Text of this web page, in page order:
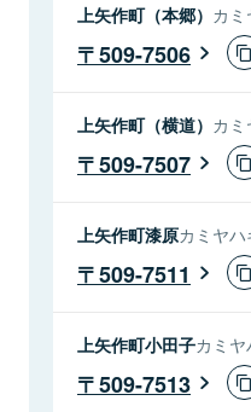
上矢作町（本郷） カ
509-7506
上矢作町（横道） カ
509-7507
上矢作町漆原カミヤ
509-7511
上矢作町小田子カミ
509-7513